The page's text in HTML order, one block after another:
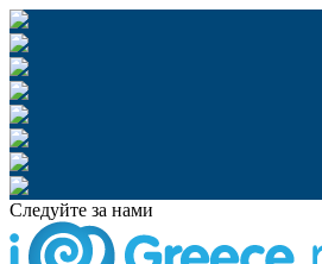
Следуйте за нами